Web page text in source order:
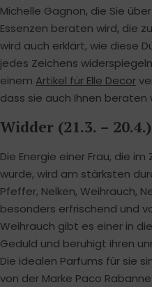
Michelle Gagnon, die Sie
Essenzen beraten wird, die
wird auch erklärt, wie diese
jedes Zeichens
einem Artikel für Elle Decor
dass sie auch Ihnen beraten
Widder (21.3. – 20.4.)
Die Energie einer Frau, die
wurde, wird am stärksten
Pfeffer, Nelken, Weihrauch,
besonders erfrischend und
Weihrauch gibt es einer in
Geduld und beruhigt ihren
Die idealen Parfums für sie
von der Marke Paco